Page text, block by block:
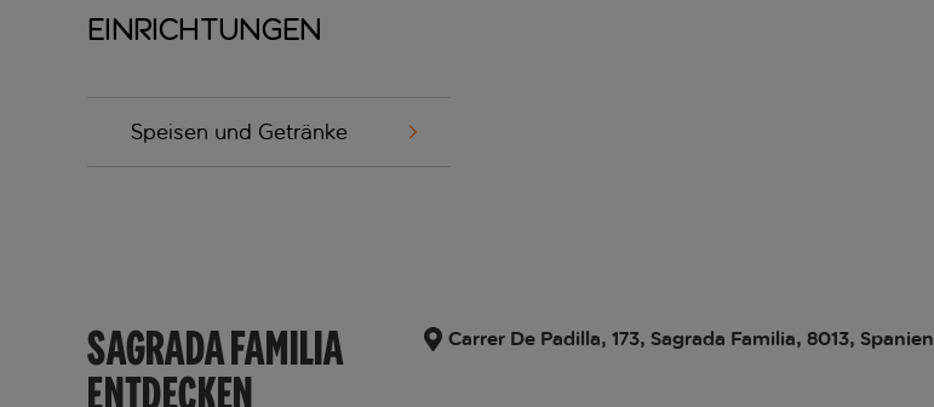
Einrichtungen
Speisen und Getränke
SAGRADA FAMILIA
ENTDECKEN
Carrer De Padilla, 173, Sagrada Familia, 8013, Spanien